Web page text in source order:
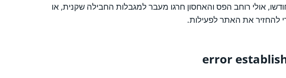
אולי רוחב הפס והאחסון חרגו מעבר למגבלות החבילה שקנית, או
להחזיר את האתר לפעילות.